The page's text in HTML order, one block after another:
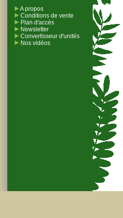
A propos
Conditions de vente
Plan d'accès
Newsletter
Convertisseur d'unités
Nos vidéos